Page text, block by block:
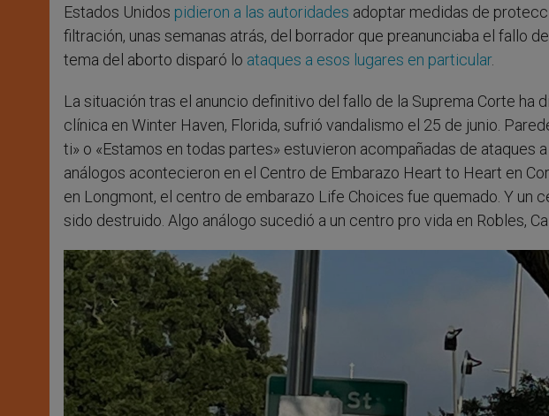
Estados Unidos pidieron a las autoridades adoptar medidas de
filtración, unas semanas atrás, del borrador que preanunciaba el fallo
tema del aborto disparó lo ataques a esos lugares en particular.
La situación tras el anuncio definitivo del fallo de la Suprema Corte ha
clínica en Winter Haven, Florida, sufrió vandalismo el 25 de junio.
ti» o «Estamos en todas partes» estuvieron acompañadas de ataques
análogos acontecieron en el Centro de Embarazo Heart to Heart en
en Longmont, el centro de embarazo Life Choices fue quemado. Y un
sido destruido. Algo análogo sucedió a un centro pro vida en Robles,